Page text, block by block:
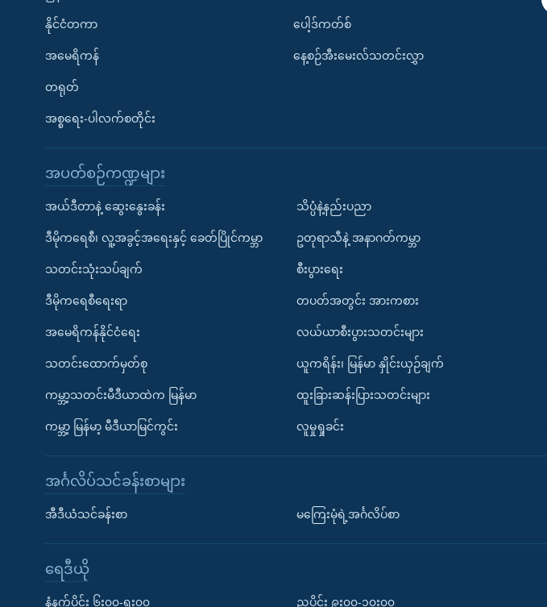
နိုင်ငံတကာ
အမေရိကန်
တရုတ်
အစ္စရေး-ပါလက်စတိုင်း
ပေါ့ဒ်ကတ်စ်
နေ့စဉ်အီးမေးလ်သတင်းလွှာ
အပတ်စဉ်ကဏ္ဍများ
အယ်ဒီတာနဲ့ ဆွေးနွေးခန်း
ဒီမိုကရေစီ၊ လူ့အခွင့်အရေးနှင့် ခေတ်ပြိုင်ကမ္ဘာ
သတင်းသုံးသပ်ချက်
ဒီမိုကရေစီရေးရာ
အမေရိကန်နိုင်ငံရေး
သတင်းထောက်မှတ်စု
ကမ္ဘာ့သတင်းမီဒီယာထဲက မြန်မာ
ကမ္ဘာ့ မြန်မာ့ မီဒီယာမြင်ကွင်း
သိပ္ပံနဲ့နည်းပညာ
ဥတုရာသီနဲ့ အနာဂတ်ကမ္ဘာ
စီးပွားရေး
တပတ်အတွင်း အားကစား
လယ်ယာစီးပွားသတင်းများ
ယူကရိန်း၊ မြန်မာ နှိုင်းယှဉ်ချက်
ထူးခြားဆန်းပြားသတင်းများ
လူမှုရှုခင်း
အင်္ဂလိပ်သင်ခန်းစာများ
အီဒီယံသင်ခန်းစာ မကြေးမုံရဲ့အင်္ဂလိပ်စာ
ရေဒီယို
နံနက်ပိုင်း ၆း၀၀-ရး၀၀ ညပိုင်း ၉း၀၀-၁၀း၀၀